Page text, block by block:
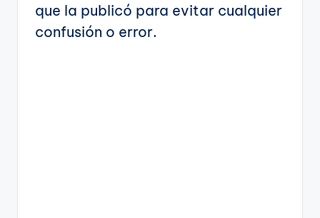
que la publicó para evitar cualquier
confusión o error.